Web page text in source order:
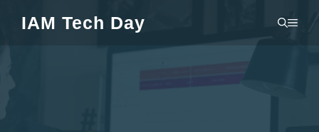
contenido
IAM Tech Day